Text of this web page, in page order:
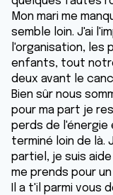
Mon mari me
semble loin. J'ai
l'organisation, les
enfants, tout
deux avant le
Bien sûr nous
pour ma part je
perds de
terminé loin de là.
partiel, je suis
me prends pour
Il a t'il parmi vous